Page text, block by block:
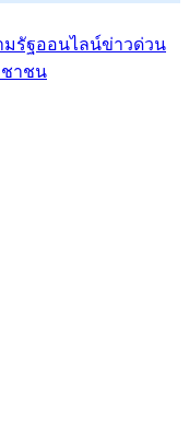
มรัฐออนไลน์ข่าวด่วน
าชน